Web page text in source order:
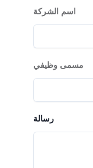
اسم الشركة
مسمى وظيفي
رسالة